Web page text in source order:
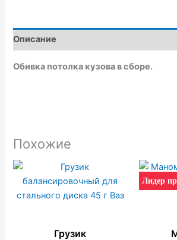
o
o
k
a
p
o
e
Описание
Обивка потолка кузова в сборе.
Похожие
Грузик
Лидер